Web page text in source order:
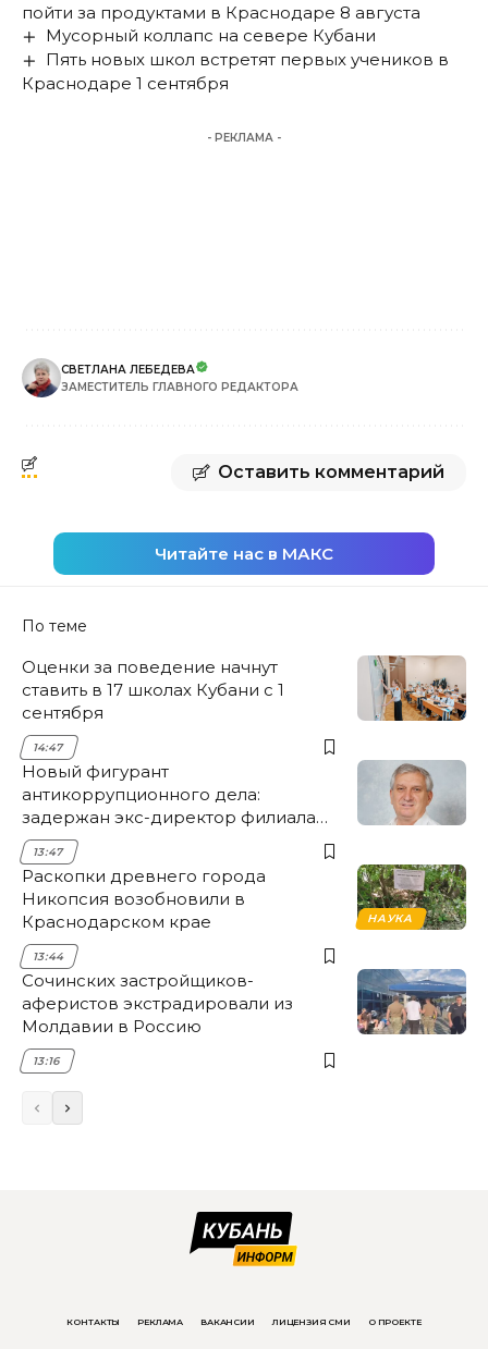
пойти за продуктами в Краснодаре 8 августа
Мусорный коллапс на севере Кубани
Пять новых школ встретят первых учеников в
Краснодаре 1 сентября
- РЕКЛАМА -
СВЕТЛАНА ЛЕБЕДЕВА
ЗАМЕСТИТЕЛЬ ГЛАВНОГО РЕДАКТОРА
Оставить комментарий
Читайте нас в МАКС
По теме
Оценки за поведение начнут
ставить в 17 школах Кубани с 1
сентября
14:47
Новый фигурант
антикоррупционного дела:
задержан экс-директор филиала
НЭСК Крымска
13:47
НАУКА
Раскопки древнего города
Никопсия возобновили в
Краснодарском крае
13:44
Сочинских застройщиков-
аферистов экстрадировали из
Молдавии в Россию
13:16
КОНТАКТЫ РЕКЛАМА ВАКАНСИИ ЛИЦЕНЗИЯ СМИ О ПРОЕКТЕ